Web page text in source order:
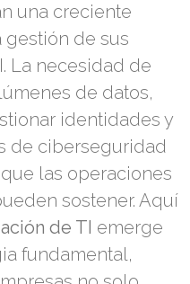
una creciente
de sus
La necesidad de
de datos,
identidades y
de ciberseguridad
las operaciones
sostener. Aquí
de TI emerge
fundamental,